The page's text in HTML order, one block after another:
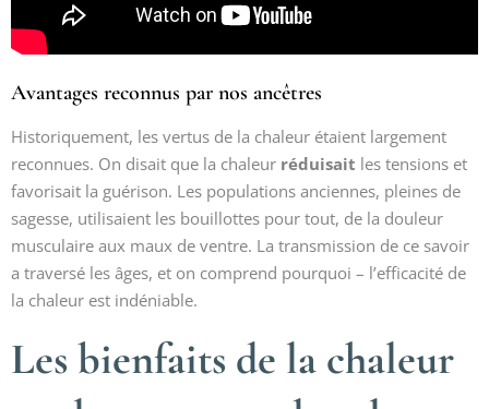
Avantages reconnus par nos ancêtres
Historiquement, les vertus de la chaleur étaient largement
reconnues. On disait que la chaleur réduisait les tensions et
favorisait la guérison. Les populations anciennes, pleines de
sagesse, utilisaient les bouillottes pour tout, de la douleur
musculaire aux maux de ventre. La transmission de ce savoir
a traversé les âges, et on comprend pourquoi – l’efficacité de
la chaleur est indéniable.
Les bienfaits de la chaleur